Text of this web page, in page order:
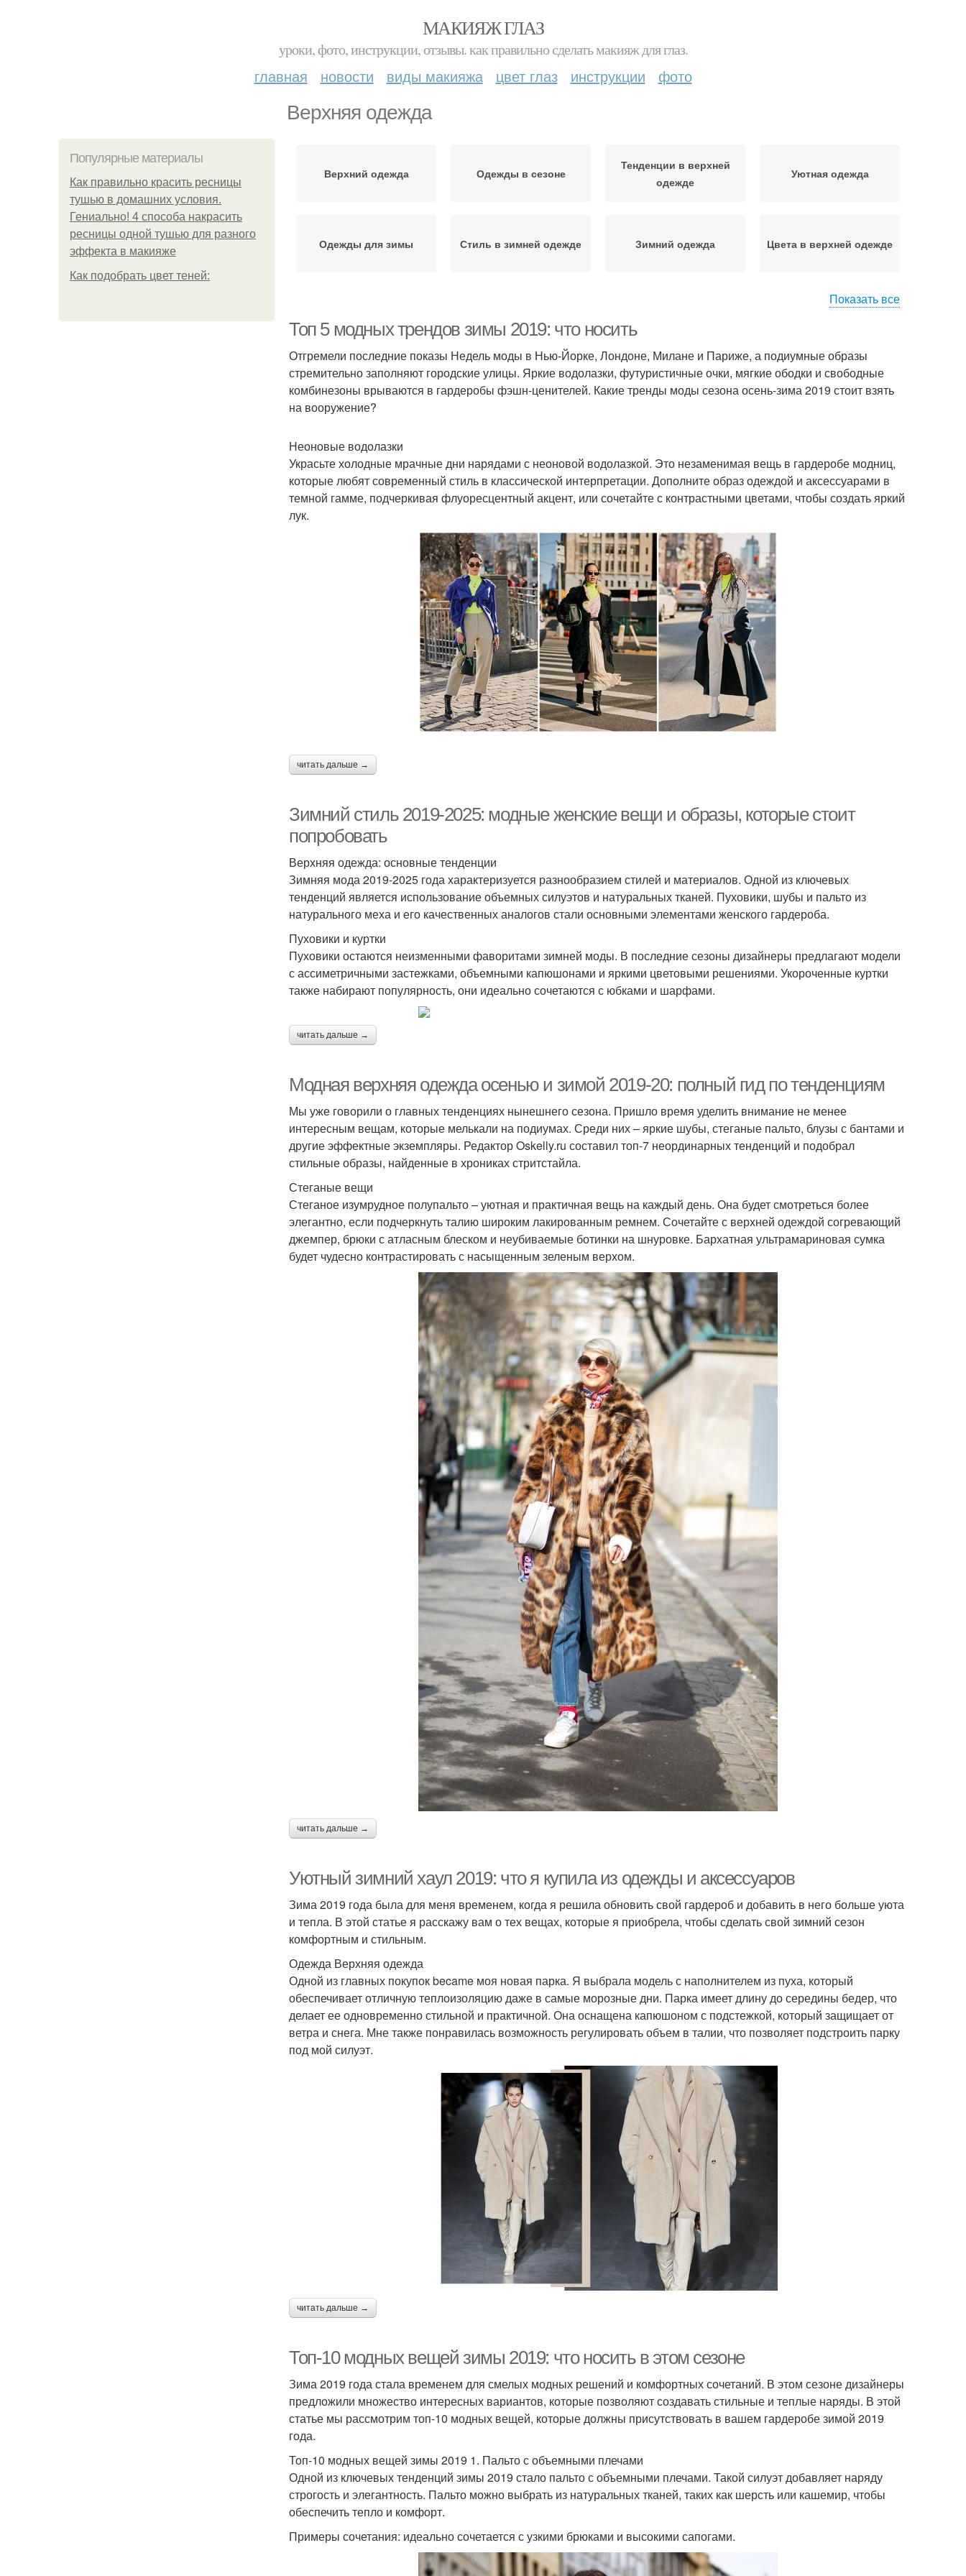
МАКИЯЖ ГЛАЗ
уроки, фото, инструкции, отзывы. как правильно сделать макияж для глаз.
главная новости виды макияжа цвет глаз инструкции фото
Верхняя одежда
Популярные материалы
Как правильно красить ресницы
тушью в домашних условия.
Гениально! 4 способа накрасить
ресницы одной тушью для разного
эффекта в макияже
Как подобрать цвет теней:
Верхний одежда Одежды в сезоне
Тенденции в верхней
одежде
Уютная одежда
Одежды для зимы Стиль в зимней одежде Зимний одежда Цвета в верхней одежде
Одежда для морозных
Одежды в зимнем
сезоне
Одежда для создания Одежды перед покупкой Тенденции в одежде
Тренды в одежде Зимняя одежда
Показать все
Топ 5 модных трендов зимы 2019: что носить
Отгремели последние показы Недель моды в Нью-Йорке, Лондоне, Милане и Париже, а подиумные образы
стремительно заполняют городские улицы. Яркие водолазки, футуристичные очки, мягкие ободки и свободные
комбинезоны врываются в гардеробы фэшн-ценителей. Какие тренды моды сезона осень-зима 2019 стоит взять
на вооружение?
Неоновые водолазки
Украсьте холодные мрачные дни нарядами с неоновой водолазкой. Это незаменимая вещь в гардеробе модниц,
которые любят современный стиль в классической интерпретации. Дополните образ одеждой и аксессуарами в
темной гамме, подчеркивая флуоресцентный акцент, или сочетайте с контрастными цветами, чтобы создать яркий
лук.
читать дальше →
Зимний стиль 2019-2025: модные женские вещи и образы, которые стоит
попробовать
Верхняя одежда: основные тенденции
Зимняя мода 2019-2025 года характеризуется разнообразием стилей и материалов. Одной из ключевых
тенденций является использование объемных силуэтов и натуральных тканей. Пуховики, шубы и пальто из
натурального меха и его качественных аналогов стали основными элементами женского гардероба.
Пуховики и куртки
Пуховики остаются неизменными фаворитами зимней моды. В последние сезоны дизайнеры предлагают модели
с ассиметричными застежками, объемными капюшонами и яркими цветовыми решениями. Укороченные куртки
также набирают популярность, они идеально сочетаются с юбками и шарфами.
читать дальше →
Модная верхняя одежда осенью и зимой 2019-20: полный гид по тенденциям
Мы уже говорили о главных тенденциях нынешнего сезона. Пришло время уделить внимание не менее
интересным вещам, которые мелькали на подиумах. Среди них – яркие шубы, стеганые пальто, блузы с бантами и
другие эффектные экземпляры. Редактор Oskelly.ru составил топ-7 неординарных тенденций и подобрал
стильные образы, найденные в хрониках стритстайла.
Стеганые вещи
Стеганое изумрудное полупальто – уютная и практичная вещь на каждый день. Она будет смотреться более
элегантно, если подчеркнуть талию широким лакированным ремнем. Сочетайте с верхней одеждой согревающий
джемпер, брюки с атласным блеском и неубиваемые ботинки на шнуровке. Бархатная ультрамариновая сумка
будет чудесно контрастировать с насыщенным зеленым верхом.
читать дальше →
Уютный зимний хаул 2019: что я купила из одежды и аксессуаров
Зима 2019 года была для меня временем, когда я решила обновить свой гардероб и добавить в него больше уюта
и тепла. В этой статье я расскажу вам о тех вещах, которые я приобрела, чтобы сделать свой зимний сезон
комфортным и стильным.
Одежда Верхняя одежда
Одной из главных покупок became моя новая парка. Я выбрала модель с наполнителем из пуха, который
обеспечивает отличную теплоизоляцию даже в самые морозные дни. Парка имеет длину до середины бедер, что
делает ее одновременно стильной и практичной. Она оснащена капюшоном с подстежкой, который защищает от
ветра и снега. Мне также понравилась возможность регулировать объем в талии, что позволяет подстроить парку
под мой силуэт.
читать дальше →
Топ-10 модных вещей зимы 2019: что носить в этом сезоне
Зима 2019 года стала временем для смелых модных решений и комфортных сочетаний. В этом сезоне дизайнеры
предложили множество интересных вариантов, которые позволяют создавать стильные и теплые наряды. В этой
статье мы рассмотрим топ-10 модных вещей, которые должны присутствовать в вашем гардеробе зимой 2019
года.
Топ-10 модных вещей зимы 2019 1. Пальто с объемными плечами
Одной из ключевых тенденций зимы 2019 стало пальто с объемными плечами. Такой силуэт добавляет наряду
строгость и элегантность. Пальто можно выбрать из натуральных тканей, таких как шерсть или кашемир, чтобы
обеспечить тепло и комфорт.
Примеры сочетания: идеально сочетается с узкими брюками и высокими сапогами.